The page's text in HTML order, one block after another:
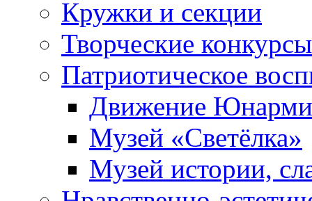
Кружки и секции
Творческие конкурсы
Патриотическое
Движение
Музей «Светёлка»
Музей истории,